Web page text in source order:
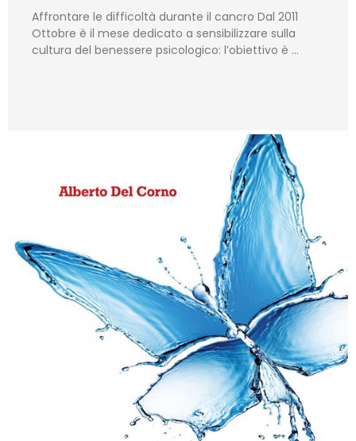
Affrontare le difficoltà durante il cancro Dal 2011
Ottobre è il mese dedicato a sensibilizzare sulla
cultura del benessere psicologico: l’obiettivo è …